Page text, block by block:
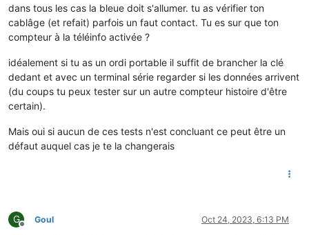
dans tous les cas la bleue doit s'allumer. tu as vérifier ton
cablâge (et refait) parfois un faut contact. Tu es sur que ton
compteur à la téléinfo activée ?
idéalement si tu as un ordi portable il suffit de brancher la clé
dedant et avec un terminal série regarder si les données arrivent
(du coups tu peux tester sur un autre compteur histoire d'être
certain).
Mais oui si aucun de ces tests n'est concluant ce peut être un
défaut auquel cas je te la changerais
G
Offline
Goul Oct 24, 2023, 6:13 PM